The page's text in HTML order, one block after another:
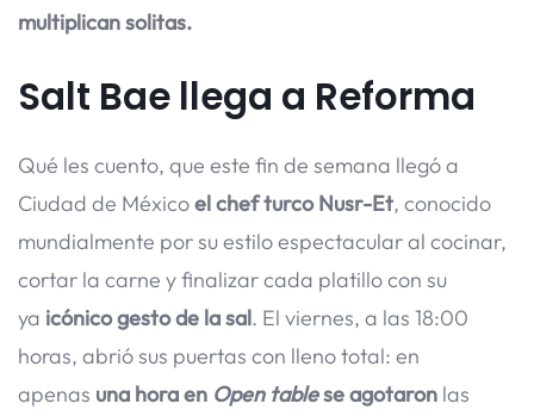
multiplican solitas.
Salt Bae llega a Reforma
Qué les cuento, que este fin de semana llegó a
Ciudad de Méxicoel chef turco Nusr-Et, conocido
mundialmente por su estilo espectacular al cocinar,
cortar la carne y finalizar cada platillo con su
ya icónico gesto de la sal. El viernes, a las 18:00
horas, abrió sus puertas con lleno total: en
apenas una hora en Open tablese agotaron las